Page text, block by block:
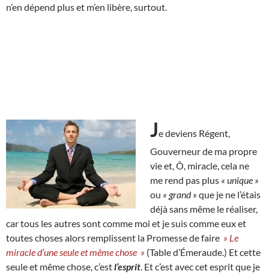
n’en dépend plus et m’en libère, surtout.
Je deviens Régent,
Gouverneur de ma propre
vie et, Ô, miracle, cela ne
me rend pas plus « unique »
ou « grand » que je ne l’étais
déjà sans même le réaliser,
car tous les autres sont comme moi et je suis comme eux et
toutes choses alors remplissent la Promesse de faire » Le
miracle d’une seule et même chose » (Table d’Émeraude.) Et cette
seule et même chose, c’estl’esprit . Et c’est avec cet esprit que je